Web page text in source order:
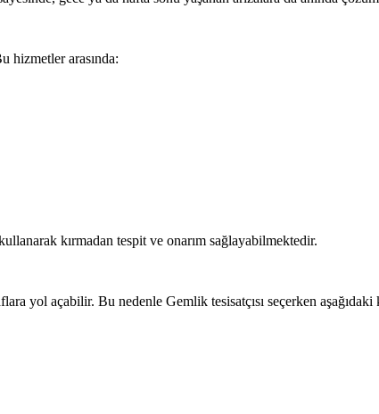
hizmetler arasında:
kırmadan tespit ve onarım sağlayabilmektedir.
yol açabilir. Bu nedenle Gemlik tesisatçısı seçerken